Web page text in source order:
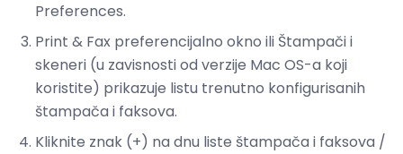
Preferences.
Print & Fax preferencijalno okno ili Štampači i
skeneri (u zavisnosti od verzije Mac OS-a koji
koristite) prikazuje listu trenutno konfigurisanih
štampača i faksova.
Kliknite znak (+) na dnu liste štampača i faksova /